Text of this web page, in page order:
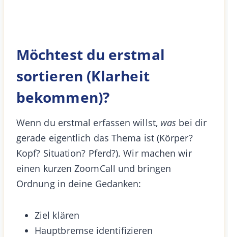
Möchtest du erstmal
sortieren (Klarheit
bekommen)?
Wenn du erstmal erfassen willst, was bei dir
gerade eigentlich das Thema ist (Körper?
Kopf? Situation? Pferd?). Wir machen wir
einen kurzen ZoomCall und bringen
Ordnung in deine Gedanken:
Ziel klären
Hauptbremse identifizieren